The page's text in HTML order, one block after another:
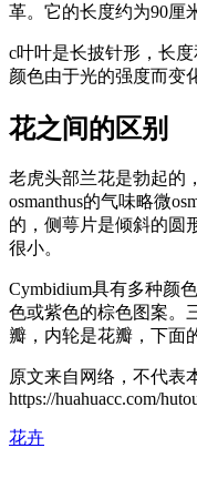
革。它的长度约为90厘
c叶叶是长披针形，长
颜色由于光的强度而变
花之间的区别
老虎头部兰花是勃起的
osmanthus的气味略微
的，侧萼片是倾斜的圆
很小。
Cymbidium具有多种颜
色或紫色的棕色图案。
瓣，内轮是花瓣，下面
原文来自网络，不代表
https://huahuacc.com/
花卉